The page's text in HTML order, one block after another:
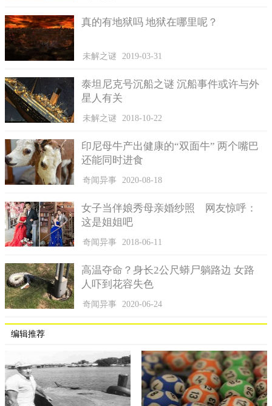
真的有地狱吗 地狱在哪里呢？
未解之谜 2019-03-31
泰坦尼克号沉船之谜 沉船事件或许与外
星人有关
未解之谜 2018-10-22
印尼母牛产出健康的“双面牛” 两个嘴巴
还能同时进食
奇闻异事 2020-08-18
女子当伴娘秀母亲婚纱照 网友惊呼：
这是姐姐吧
奇闻异事 2018-06-11
高温夺命？身长2公尺蟒尸躺路边 女路
人吓到花容失色
奇闻异事 2020-06-24
编辑推荐